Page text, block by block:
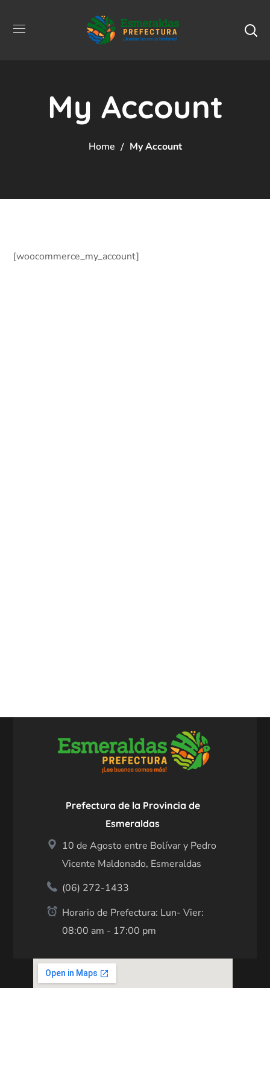
My Account
Home My Account
[woocommerce_my_account]
Prefectura de la Provincia de
Esmeraldas
10 de Agosto entre Bolívar y Pedro
Vicente Maldonado, Esmeraldas
(06) 272-1433
Horario de Prefectura: Lun- Vier:
08:00 am - 17:00 pm